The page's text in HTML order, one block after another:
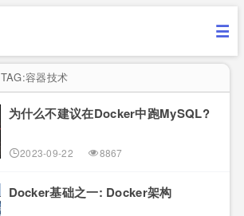
TAG:容器技术
为什么不建议在Docker中跑MySQL?
2023-09-22 8867
Docker基础之一: Docker架构